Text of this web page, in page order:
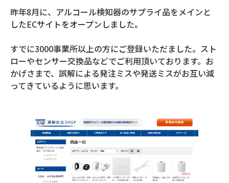
昨年8月に、アルコール検知器のサプライ品をメインと
したECサイトをオープンしました。
すでに3000事業所以上の方にご登録いただました。スト
ローやセンサー交換品などでご利用頂いております。お
かげさまで、誤解による発注ミスや発送ミスがお互い減
ってきているように思います。